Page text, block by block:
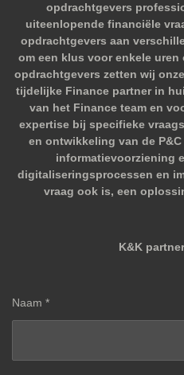
opdrachtgevers
uiteenlopende financiële
opdrachtgevers aan
om een klus voor enkele
opdrachtgevers zetten wij
tijdelijke Finance partner in
van het Finance team en
expertise bij specifieke
en ontwikkeling van de
informatievoorziening
digitaliseringsprocessen en
vraag ook is, een
K&K
Naam *